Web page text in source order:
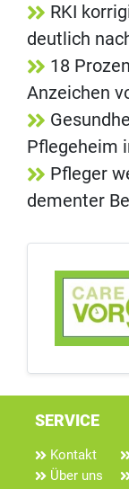
RKI
deutlich
18
Anzeichen
Pflegeheim
Pfleger
dementer
SERVICE
Kontakt
Über uns